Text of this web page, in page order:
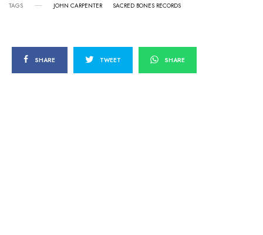
TAGS JOHN CARPENTER SACRED BONES RECORDS
SHARE TWEET SHARE